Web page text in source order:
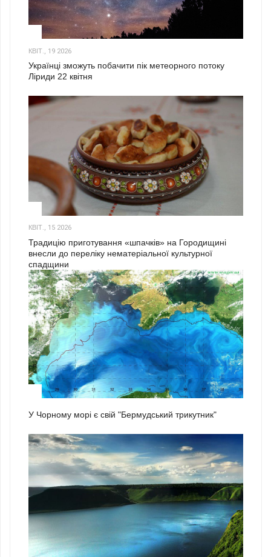
КВІТ., 19 2026
Українці зможуть побачити пік метеорного потоку
Ліриди 22 квітня
КВІТ., 15 2026
Традицію приготування «шпачків» на Городищині
внесли до переліку нематеріальної культурної
спадщини
У Чорному морі є свій "Бермудський трикутник"